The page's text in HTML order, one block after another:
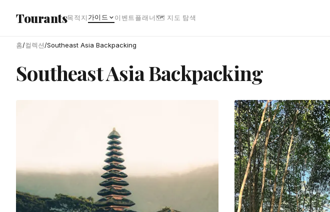
Tourants목적지 가이드 이벤트 플래너🗺 지도 탐색
홈/컬렉션/Southeast Asia Backpacking
Southeast Asia Backpacking